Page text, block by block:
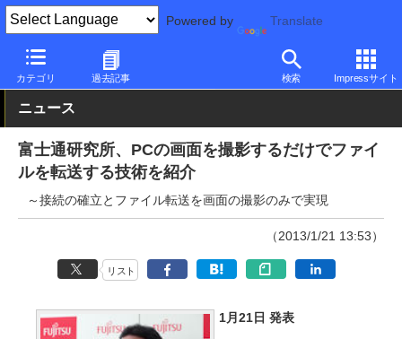
Powered by Translate
カテゴリ 過去記事 検索 Impressサイト
PC Watch 市場 技術
ニュース
富士通研究所、PCの画面を撮影するだけでファイ
ルを転送する技術を紹介
～接続の確立とファイル転送を画面の撮影のみで実現
（2013/1/21 13:53）
リスト
1月21日 発表